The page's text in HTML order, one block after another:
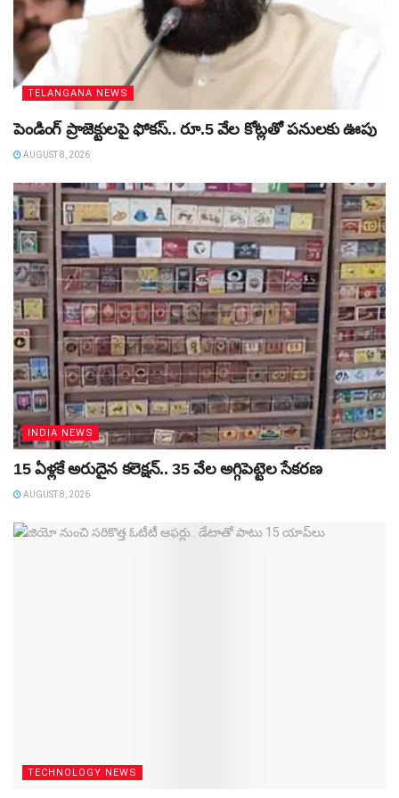
TELANGANA NEWS
పెండింగ్‌ ప్రాజెక్టులపై ఫోకస్‌.. రూ.5 వేల కోట్లతో పనులకు ఊపు
AUGUST 8, 2026
INDIA NEWS
15 ఏళ్లకే అరుదైన కలెక్షన్‌.. 35 వేల అగ్గిపెట్టెల సేకరణ
AUGUST 8, 2026
TECHNOLOGY NEWS